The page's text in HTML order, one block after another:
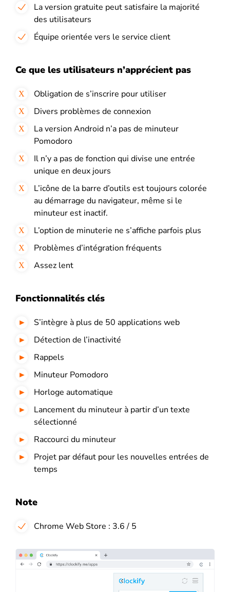
La version gratuite peut satisfaire la majorité
des utilisateurs
Équipe orientée vers le service client
Ce que les utilisateurs n’apprécient pas
Obligation de s’inscrire pour utiliser
Divers problèmes de connexion
La version Android n’a pas de minuteur
Pomodoro
Il n’y a pas de fonction qui divise une entrée
unique en deux jours
L’icône de la barre d’outils est toujours colorée
au démarrage du navigateur, même si le
minuteur est inactif.
L’option de minuterie ne s’affiche parfois plus
Problèmes d’intégration fréquents
Assez lent
Fonctionnalités clés
S’intègre à plus de 50 applications web
Détection de l’inactivité
Rappels
Minuteur Pomodoro
Horloge automatique
Lancement du minuteur à partir d’un texte
sélectionné
Raccourci du minuteur
Projet par défaut pour les nouvelles entrées de
temps
Note
Chrome Web Store : 3.6 / 5